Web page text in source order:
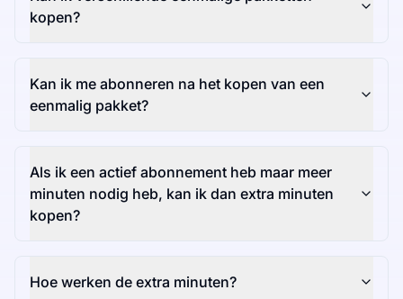
kopen?
Kan ik me abonneren na het kopen van een
eenmalig pakket?
Als ik een actief abonnement heb maar meer
minuten nodig heb, kan ik dan extra minuten
kopen?
Hoe werken de extra minuten?